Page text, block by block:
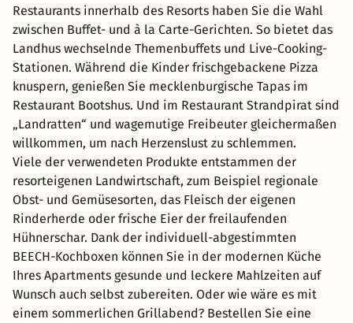
Restaurants innerhalb des Resorts haben Sie die Wahl
zwischen Buffet- und à la Carte-Gerichten. So bietet das
Landhus wechselnde Themenbuffets und Live-Cooking-
Stationen. Während die Kinder frischgebackene Pizza
knuspern, genießen Sie mecklenburgische Tapas im
Restaurant Bootshus. Und im Restaurant Strandpirat sind
„Landratten“ und wagemutige Freibeuter gleichermaßen
willkommen, um nach Herzenslust zu schlemmen.
Viele der verwendeten Produkte entstammen der
resorteigenen Landwirtschaft, zum Beispiel regionale
Obst- und Gemüsesorten, das Fleisch der eigenen
Rinderherde oder frische Eier der freilaufenden
Hühnerschar. Dank der individuell-abgestimmten
BEECH-Kochboxen können Sie in der modernen Küche
Ihres Apartments gesunde und leckere Mahlzeiten auf
Wunsch auch selbst zubereiten. Oder wie wäre es mit
einem sommerlichen Grillabend? Bestellen Sie eine